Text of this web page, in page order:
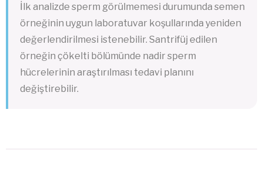
İlk analizde sperm görülmemesi durumunda semen
örneğinin uygun laboratuvar koşullarında yeniden
değerlendirilmesi istenebilir. Santrifüj edilen
örneğin çökelti bölümünde nadir sperm
hücrelerinin araştırılması tedavi planını
değiştirebilir.